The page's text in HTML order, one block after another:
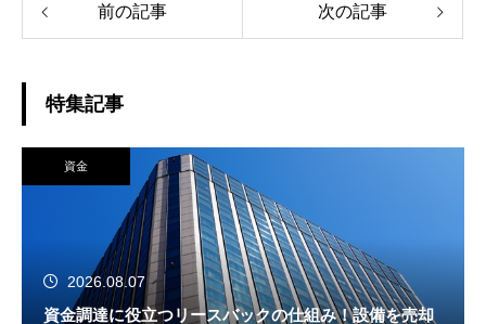
前の記事 次の記事
特集記事
資金
2026.08.07
資金調達に役立つリースバックの仕組み！設備を売却